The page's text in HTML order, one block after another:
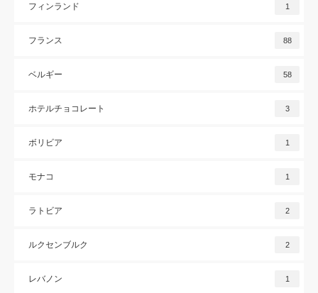
フィンランド 1
フランス 88
ベルギー 58
ホテルチョコレート 3
ボリビア 1
モナコ 1
ラトビア 2
ルクセンブルク 2
レバノン 1